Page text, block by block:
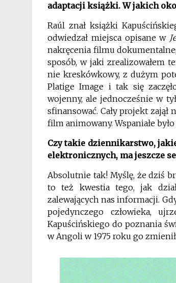
adaptacji książki. W jakich
Raúl znał książki
odwiedzał miejsca opisane w
nakręcenia filmu
sposób, w jaki zrealizowałem
nie kreskówkowy, z dużym
Platige Image i tak się
wojenny, ale jednocześnie w
sfinansować. Cały projekt
film animowany. Wspaniałe
Czy takie dziennikarstwo,
elektronicznych, ma jeszcze
Absolutnie tak! Myślę, że dziś
to też kwestia tego, jak
zalewających nas informacji.
pojedynczego człowieka,
Kapuścińskiego do poznania
w Angoli w 1975 roku go